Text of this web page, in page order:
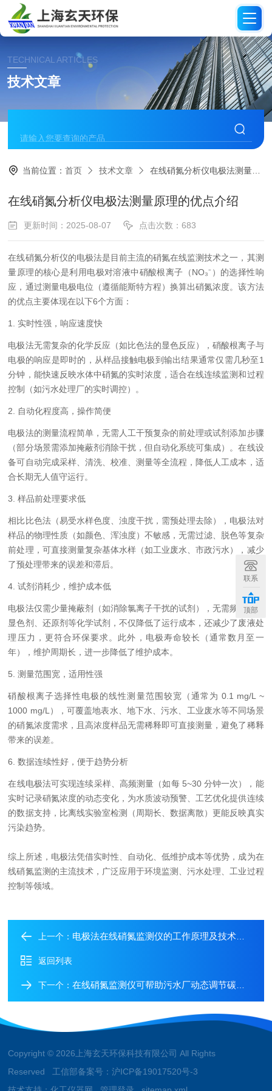
TECHNICAL ARTICLES
技术文章
当前位置：首页 技术文章 在线硝氮分析仪电极法测量原理的优点介绍
在线硝氮分析仪电极法测量原理的优点介绍
更新时间：2025-08-07 点击次数：683
在线硝氮分析仪的电极法是目前主流的硝氮在线监测技术之一，其测
量原理的核心是利用电极对溶液中硝酸根离子（NO₃⁻）的选择性响
应，通过测量电极电位（遵循能斯特方程）换算出硝氮浓度。该方法
的优点主要体现在以下6个方面：
1. 实时性强，响应速度快
电极法无需复杂的化学反应（如比色法的显色反应），硝酸根离子与
电极的响应是即时的，从样品接触电极到输出结果通常仅需几秒至1
分钟，能快速反映水体中硝氮的实时浓度，适合在线连续监测和过程
控制（如污水处理厂的实时调控）。
2. 自动化程度高，操作简便
电极法的测量流程简单，无需人工干预复杂的前处理或试剂添加步骤
（部分场景需添加掩蔽剂消除干扰，但自动化系统可集成）。在线设
备可自动完成采样、清洗、校准、测量等全流程，降低人工成本，适
合长期无人值守运行。
3. 样品前处理要求低
相比比色法（易受水样色度、浊度干扰，需预处理去除），电极法对
样品的物理性质（如颜色、浑浊度）不敏感，无需过滤、脱色等复杂
前处理，可直接测量复杂基体水样（如工业废水、市政污水），减少
了预处理带来的误差和滞后。
4. 试剂消耗少，维护成本低
电极法仅需少量掩蔽剂（如消除氯离子干扰的试剂），无需频繁更换
显色剂、还原剂等化学试剂，不仅降低了运行成本，还减少了废液处
理压力，更符合环保要求。此外，电极寿命较长（通常数月至一
年），维护周期长，进一步降低了维护成本。
5. 测量范围宽，适用性强
硝酸根离子选择性电极的线性测量范围较宽（通常为 0.1 mg/L ~
1000 mg/L），可覆盖地表水、地下水、污水、工业废水等不同场景
的硝氮浓度需求，且高浓度样品无需稀释即可直接测量，避免了稀释
带来的误差。
6. 数据连续性好，便于趋势分析
在线电极法可实现连续采样、高频测量（如每 5~30 分钟一次），能
实时记录硝氮浓度的动态变化，为水质波动预警、工艺优化提供连续
的数据支持，比离线实验室检测（周期长、数据离散）更能反映真实
污染趋势。
综上所述，电极法凭借实时性、自动化、低维护成本等优势，成为在
线硝氮监测的主流技术，广泛应用于环境监测、污水处理、工业过程
控制等领域。
上一个： 电极法在线硝氮监测仪的工作原理及技术特点介绍
返回列表
下一个：在线硝氮监测仪可帮助污水厂动态调节碳源投加量
Copyright © 2026上海玄天环保科技有限公司 All Rights
Reserved 工信部备案号：沪ICP备19017520号-3
联系
顶部